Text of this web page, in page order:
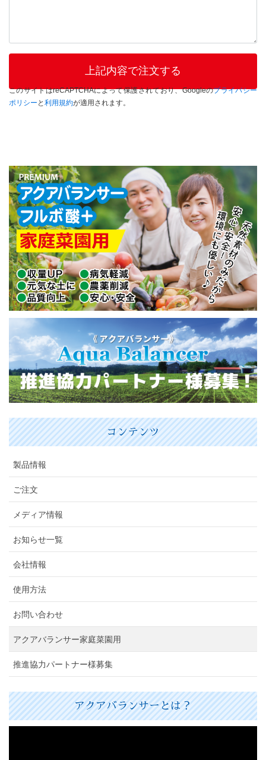
このサイトはreCAPTCHAによって保護されており、Googleのプライバシー
ポリシー と 利用規約が適用されます。
コンテンツ
製品情報
ご注文
メディア情報
お知らせ一覧
会社情報
使用方法
お問い合わせ
アクアバランサー家庭菜園用
推進協力パートナー様募集
アクアバランサーとは？